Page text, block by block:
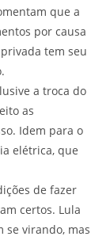
que a
por causa
tem seu
a troca do
as
Idem para o
elétrica, que
de fazer
certos. Lula
se virando, mas